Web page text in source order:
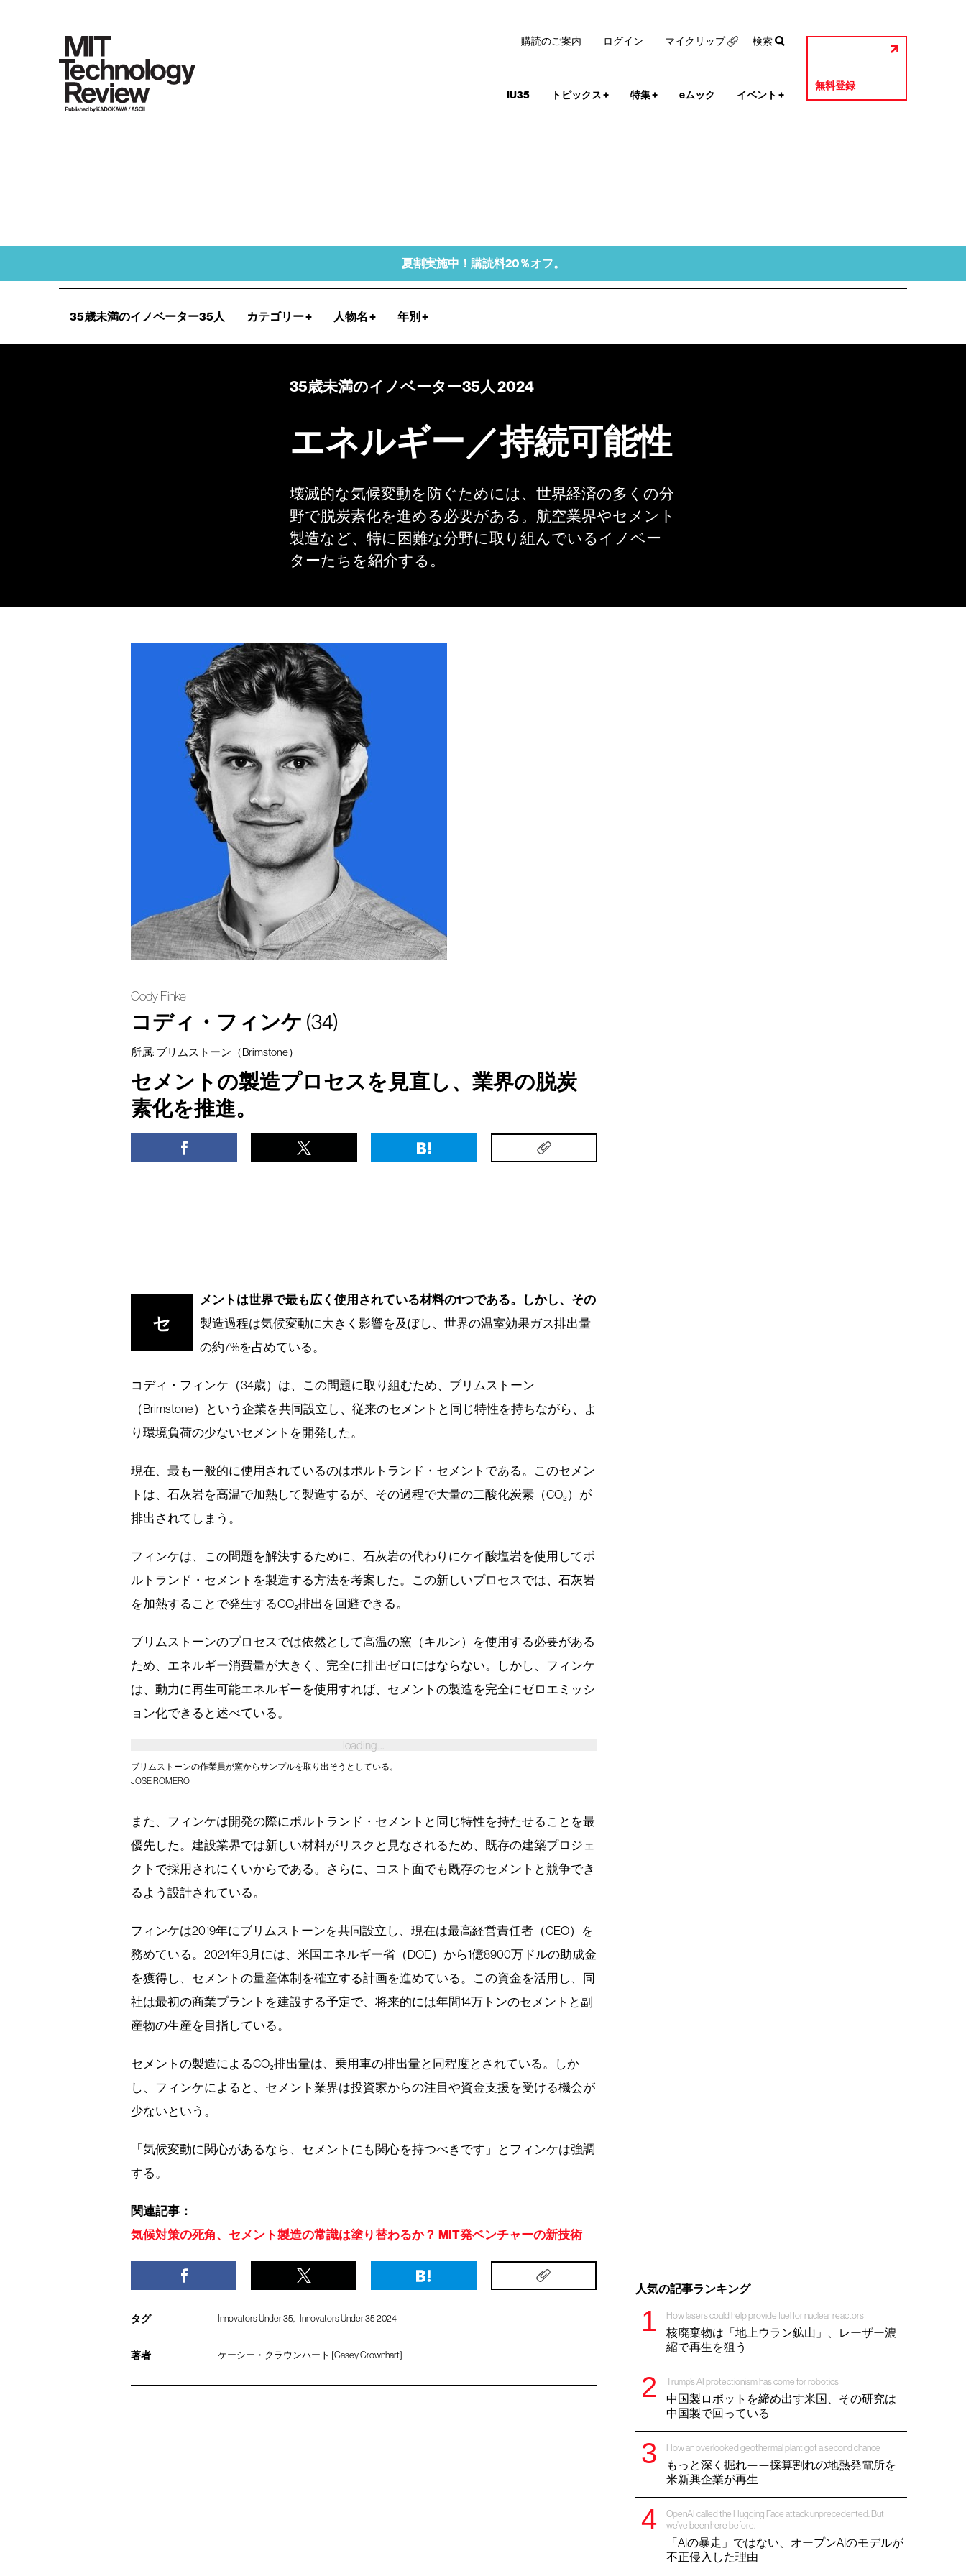
IU35 トピックス+ 特集+ eムック イベント +
無料登録
購読のご案内 ログイン マイクリップ 検索
夏割実施中！購読料20％オフ。
35歳未満のイノベーター35人 カテゴリー+ 人物名 + 年別 +
35歳未満のイノベーター35人 2024
エネルギー／持続可能性
壊滅的な気候変動を防ぐためには、世界経済の多くの分
野で脱炭素化を進める必要がある。航空業界やセメント
製造など、特に困難な分野に取り組んでいるイノベー
ターたちを紹介する。
Cody Finke
コディ・フィンケ (34)
所属: ブリムストーン（Brimstone）
セメントの製造プロセスを見直し、業界の脱炭
素化を推進。
セ
メントは世界で最も広く使用されている材料の1つである。しかし、その
製造過程は気候変動に大きく影響を及ぼし、世界の温室効果ガス排出量
の約7%を占めている。
コディ・フィンケ（34歳）は、この問題に取り組むため、ブリムストーン
（Brimstone）という企業を共同設立し、従来のセメントと同じ特性を持ちながら、よ
り環境負荷の少ないセメントを開発した。
現在、最も一般的に使用されているのはポルトランド・セメントである。このセメン
トは、石灰岩を高温で加熱して製造するが、その過程で大量の二酸化炭素（CO₂）が
排出されてしまう。
フィンケは、この問題を解決するために、石灰岩の代わりにケイ酸塩岩を使用してポ
ルトランド・セメントを製造する方法を考案した。この新しいプロセスでは、石灰岩
を加熱することで発生するCO₂排出を回避できる。
ブリムストーンのプロセスでは依然として高温の窯（キルン）を使用する必要がある
ため、エネルギー消費量が大きく、完全に排出ゼロにはならない。しかし、フィンケ
は、動力に再生可能エネルギーを使用すれば、セメントの製造を完全にゼロエミッシ
ョン化できると述べている。
ブリムストーンの作業員が窯からサンプルを取り出そうとしている。
JOSE ROMERO
また、フィンケは開発の際にポルトランド・セメントと同じ特性を持たせることを最
優先した。建設業界では新しい材料がリスクと見なされるため、既存の建築プロジェ
クトで採用されにくいからである。さらに、コスト面でも既存のセメントと競争でき
るよう設計されている。
フィンケは2019年にブリムストーンを共同設立し、現在は最高経営責任者（CEO）を
務めている。2024年3月には、米国エネルギー省（DOE）から1億8900万ドルの助成金
を獲得し、セメントの量産体制を確立する計画を進めている。この資金を活用し、同
社は最初の商業プラントを建設する予定で、将来的には年間14万トンのセメントと副
産物の生産を目指している。
セメントの製造によるCO₂排出量は、乗用車の排出量と同程度とされている。しか
し、フィンケによると、セメント業界は投資家からの注目や資金支援を受ける機会が
少ないという。
「気候変動に関心があるなら、セメントにも関心を持つべきです」とフィンケは強調
する。
関連記事：
気候対策の死角、セメント製造の常識は塗り替わるか？ MIT発ベンチャーの新技術
人気の記事ランキング
How lasers could help provide fuel for nuclear reactors
核廃棄物は「地上ウラン鉱山」、レーザー濃
縮で再生を狙う
Trump’s AI protectionism has come for robotics
中国製ロボットを締め出す米国、その研究は
中国製で回っている
How an overlooked geothermal plant got a second chance
もっと深く掘れ——採算割れの地熱発電所を
米新興企業が再生
OpenAI called the Hugging Face attack unprecedented. But
we’ve been here before.
「AIの暴走」ではない、オープンAIのモデルが
不正侵入した理由
タグ Innovators Under 35 Innovators Under 35 2024
著者 ケーシー・クラウンハート [Casey Crownhart]